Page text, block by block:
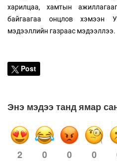
харилцаа, хамтын
байгаагаа онцлов хэмээн
мэдээллийн газраас мэдээллээ.
Post
Энэ мэдээ танд ямар
2 0 0 0